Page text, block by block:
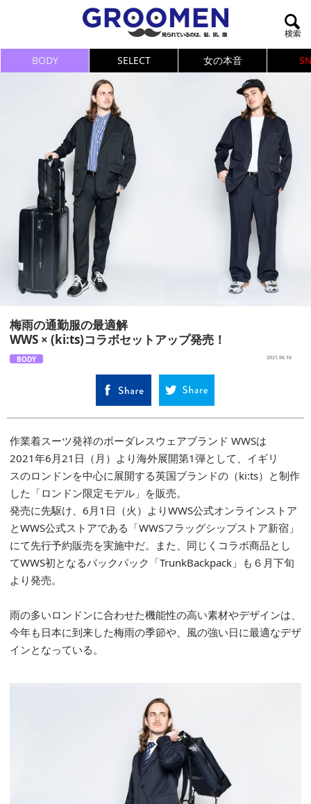
BODY SELECT 女の本音
梅雨の通勤服の最適解
WWS × (ki:ts)コラボセットアップ発売！
BODY 2021.06.16
作業着スーツ発祥のボーダレスウェアブランド WWSは
2021年6月21 日（月）より海外展開第1弾として、イギリ
スのロンドンを中心に展開する英国ブランドの （ki:ts） と制作
した「ロンドン限定モデル」を販売。
発売に先駆け、 6月 1 日（火）よりWWS公式オンラインストア
とWWS公式ストアである「WWSフラッグシップストア新宿」
にて先行予約販売を実施中だ。
また、同じくコラボ商品とし
てWWS初となるバックパック「TrunkBackpack 」も ６ 月下旬
より発売。
雨の多いロンドンに合わせた機能性の高い素材やデザインは、
今年も日本に到来した梅雨の季節や、風の強い日に最適なデザ
インとなっている。